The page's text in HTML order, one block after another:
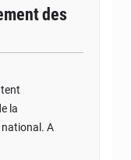
des
la
A